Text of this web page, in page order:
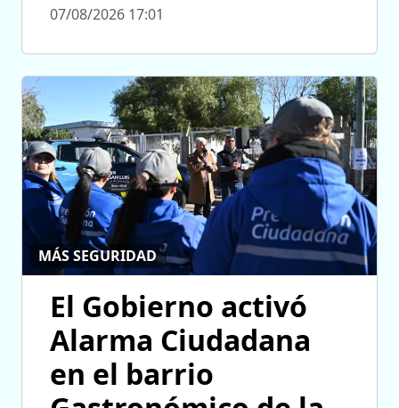
07/08/2026 17:01
MÁS SEGURIDAD
El Gobierno activó
Alarma Ciudadana
en el barrio